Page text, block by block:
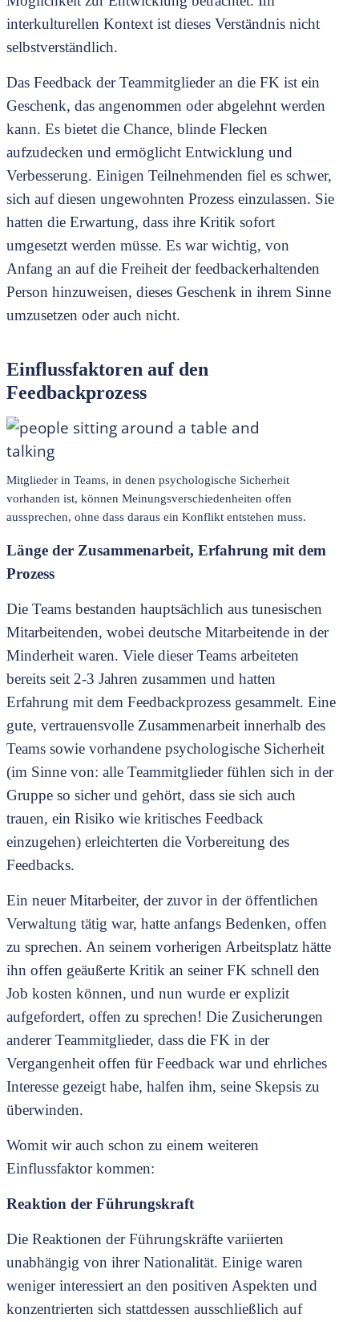
interkulturellen Kontext ist dieses Verständnis nicht
selbstverständlich.
Das Feedback der Teammitglieder an die FK ist ein
Geschenk, das angenommen oder abgelehnt werden
kann. Es bietet die Chance, blinde Flecken
aufzudecken und ermöglicht Entwicklung und
Verbesserung. Einigen Teilnehmenden fiel es schwer,
sich auf diesen ungewohnten Prozess einzulassen. Sie
hatten die Erwartung, dass ihre Kritik sofort
umgesetzt werden müsse. Es war wichtig, von
Anfang an auf die Freiheit der feedbackerhaltenden
Person hinzuweisen, dieses Geschenk in ihrem Sinne
umzusetzen oder auch nicht.
Einflussfaktoren auf den
Feedbackprozess
Mitglieder in Teams, in denen psychologische Sicherheit
vorhanden ist, können Meinungsverschiedenheiten offen
aussprechen, ohne dass daraus ein Konflikt entstehen muss.
Länge der Zusammenarbeit, Erfahrung mit dem
Prozess
Die Teams bestanden hauptsächlich aus tunesischen
Mitarbeitenden, wobei deutsche Mitarbeitende in der
Minderheit waren. Viele dieser Teams arbeiteten
bereits seit 2-3 Jahren zusammen und hatten
Erfahrung mit dem Feedbackprozess gesammelt. Eine
gute, vertrauensvolle Zusammenarbeit innerhalb des
Teams sowie vorhandene psychologische Sicherheit
(im Sinne von: alle Teammitglieder fühlen sich in der
Gruppe so sicher und gehört, dass sie sich auch
trauen, ein Risiko wie kritisches Feedback
einzugehen) erleichterten die Vorbereitung des
Feedbacks.
Ein neuer Mitarbeiter, der zuvor in der öffentlichen
Verwaltung tätig war, hatte anfangs Bedenken, offen
zu sprechen. An seinem vorherigen Arbeitsplatz hätte
ihn offen geäußerte Kritik an seiner FK schnell den
Job kosten können, und nun wurde er explizit
aufgefordert, offen zu sprechen! Die Zusicherungen
anderer Teammitglieder, dass die FK in der
Vergangenheit offen für Feedback war und ehrliches
Interesse gezeigt habe, halfen ihm, seine Skepsis zu
überwinden.
Womit wir auch schon zu einem weiteren
Einflussfaktor kommen:
Reaktion der Führungskraft
Die Reaktionen der Führungskräfte variierten
unabhängig von ihrer Nationalität. Einige waren
weniger interessiert an den positiven Aspekten und
konzentrierten sich stattdessen ausschließlich auf